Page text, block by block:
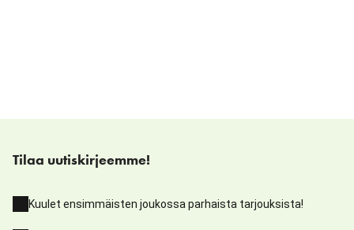
Tilaa uutiskirjeemme!
Kuulet ensimmäisten joukossa parhaista tarjouksista!